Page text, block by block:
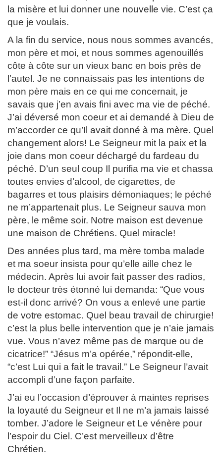
la misère et lui donner une nouvelle vie. C’est ça
que je voulais.
A la fin du service, nous nous sommes avancés,
mon père et moi, et nous sommes agenouillés
côte à côte sur un vieux banc en bois près de
l’autel. Je ne connaissais pas les intentions de
mon père mais en ce qui me concernait, je
savais que j’en avais fini avec ma vie de péché.
J’ai déversé mon coeur et ai demandé à Dieu de
m’accorder ce qu’Il avait donné à ma mère. Quel
changement alors! Le Seigneur mit la paix et la
joie dans mon coeur déchargé du fardeau du
péché. D’un seul coup Il purifia ma vie et chassa
toutes envies d’alcool, de cigarettes, de
bagarres et tous plaisirs démoniaques; le péché
ne m’appartenait plus. Le Seigneur sauva mon
père, le même soir. Notre maison est devenue
une maison de Chrétiens. Quel miracle!
Des années plus tard, ma mère tomba malade
et ma soeur insista pour qu’elle aille chez le
médecin. Après lui avoir fait passer des radios,
le docteur très étonné lui demanda: “Que vous
est-il donc arrivé? On vous a enlevé une partie
de votre estomac. Quel beau travail de chirurgie!
c’est la plus belle intervention que je n’aie jamais
vue. Vous n’avez même pas de marque ou de
cicatrice!” “Jésus m’a opérée,” répondit-elle,
“c’est Lui qui a fait le travail.” Le Seigneur l’avait
accompli d’une façon parfaite.
J’ai eu l’occasion d’éprouver à maintes reprises
la loyauté du Seigneur et Il ne m’a jamais laissé
tomber. J’adore le Seigneur et Le vénère pour
l’espoir du Ciel. C’est merveilleux d’être
Chrétien.